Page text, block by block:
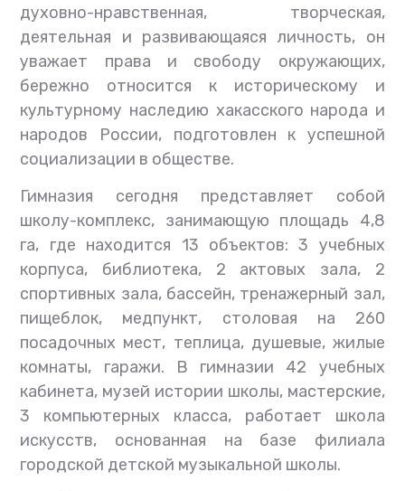
духовно-нравственная, творческая,
деятельная и развивающаяся личность, он
уважает права и свободу окружающих,
бережно относится к историческому и
культурному наследию хакасского народа и
народов России, подготовлен к успешной
социализации в обществе.
Гимназия сегодня представляет собой
школу-комплекс, занимающую площадь 4,8
га, где находится 13 объектов: 3 учебных
корпуса, библиотека, 2 актовых зала, 2
спортивных зала, бассейн, тренажерный зал,
пищеблок, медпункт, столовая на 260
посадочных мест, теплица, душевые, жилые
комнаты, гаражи. В гимназии 42 учебных
кабинета, музей истории школы, мастерские,
3 компьютерных класса, работает школа
искусств, основанная на базе филиала
городской детской музыкальной школы.